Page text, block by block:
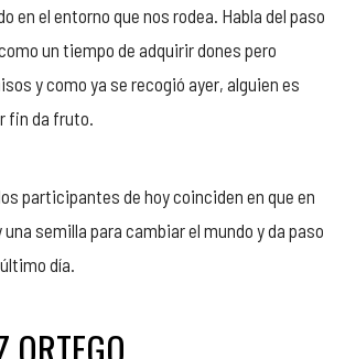
en el entorno que nos rodea. Habla del paso
un tiempo de adquirir dones pero
y como ya se recogió ayer, alguien es
fin da fruto.
participantes de hoy coinciden en que en
semilla para cambiar el mundo y da paso
día.
ORTEGO